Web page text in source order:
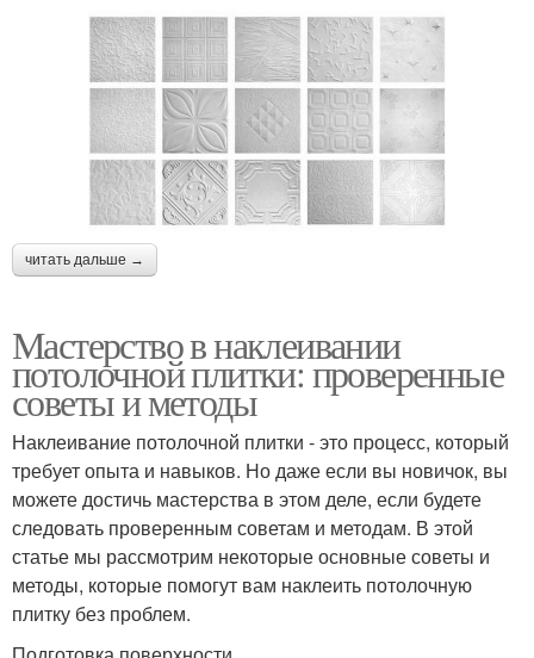
читать дальше →
Мастерство в наклеивании
потолочной плитки: проверенные
советы и методы
Наклеивание потолочной плитки - это процесс, который
требует опыта и навыков. Но даже если вы новичок, вы
можете достичь мастерства в этом деле, если будете
следовать проверенным советам и методам. В этой
статье мы рассмотрим некоторые основные советы и
методы, которые помогут вам наклеить потолочную
плитку без проблем.